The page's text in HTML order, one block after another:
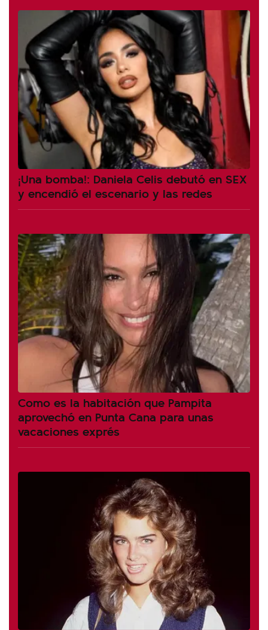
¡Una bomba!: Daniela Celis debutó en SEX
y encendió el escenario y las redes
Como es la habitación que Pampita
aprovechó en Punta Cana para unas
vacaciones exprés